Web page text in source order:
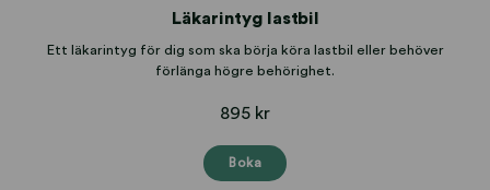
Läkarintyg lastbil
Ett läkarintyg för dig som ska börja köra lastbil eller behöver
förlänga högre behörighet.
895 kr
Boka